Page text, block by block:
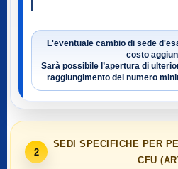
L'eventuale cambio di sede
costo
Sarà possibile l’apertura di
raggiungimento del numero
2
SEDI SPECIFICHE PER
CFU